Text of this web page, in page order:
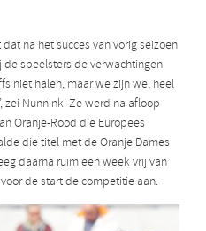
na het succes van vorig seizoen
speelsters de verwachtingen
niet halen, maar we zijn wel heel
zei Nunnink. Ze werd na afloop
Oranje-Rood die Europees
die titel met de Oranje Dames
daarna ruim een week vrij van
de start de competitie aan.